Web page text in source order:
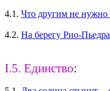
4.1. Что другим не
4.2. На берегу Рио-
I.5. Единство: